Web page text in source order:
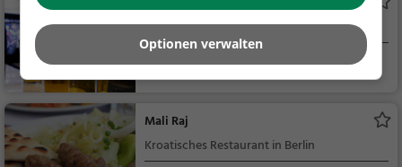
Kneipe in Berlin
Berlin
Bar, Bier, Wein, Sn
Mali Raj
Kroatisches Restaurant in Berlin
Optionen verwalten